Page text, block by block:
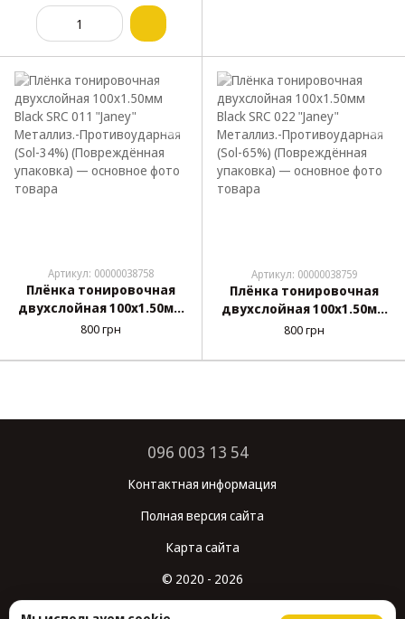
упаковка)
Артикул: 00000038758
Плёнка тонировочная
двухслойная 100x1.50мм
Black SRC 011 "Janey"
Противоударная (Sol-
800 грн
Артикул: 00000038759
Плёнка тонировочная
двухслойная 100x1.50мм
Black SRC 022 "Janey"
Противоударная (Sol-
800 грн
096 003 13 54
Контактная информация
Полная версия сайта
Карта сайта
© 2020 - 2026